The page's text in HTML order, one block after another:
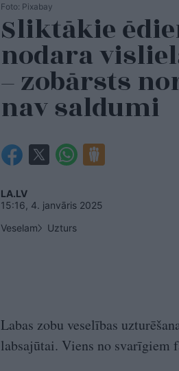
Foto: Pixabay
Sliktākie
nodara
– zobārsts
nav saldumi
LA.LV
15:16, 4. janvāris 2025
Veselam
Uzturs
Labas zobu veselības
labsajūtai. Viens no svarīgiem